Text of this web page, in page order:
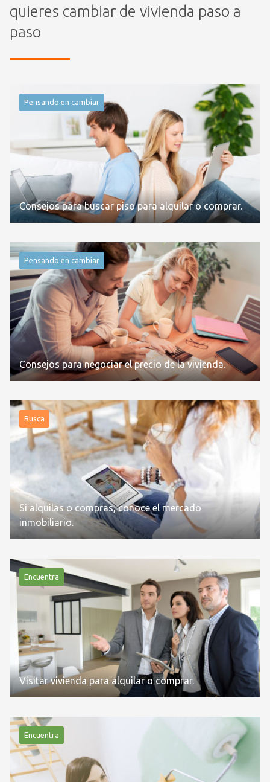
quieres cambiar de vivienda paso a
paso
Pensando en cambiar
Consejos para buscar piso para alquilar o comprar.
Pensando en cambiar
Consejos para negociar el precio de la vivienda.
Busca
Si alquilas o compras, conoce el mercado
inmobiliario.
Encuentra
Visitar vivienda para alquilar o comprar.
Encuentra